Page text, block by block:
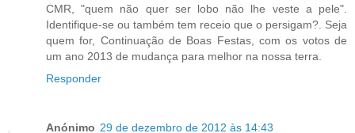
CMR, "quem não quer ser lobo não lhe veste a pele".
Identifique-se ou também tem receio que o persigam?. Seja
quem for, Continuação de Boas Festas, com os votos de
um ano 2013 de mudança para melhor na nossa terra.
Responder
Anónimo 29 de dezembro de 2012 às 14:43